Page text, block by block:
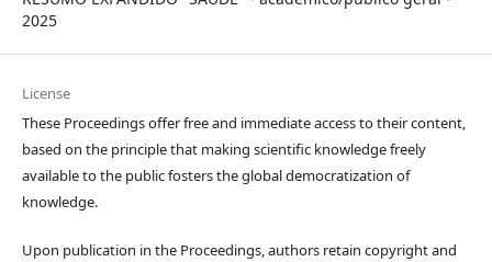
2025
License
These Proceedings offer free and immediate access to their content,
based on the principle that making scientific knowledge freely
available to the public fosters the global democratization of
knowledge.
Upon publication in the Proceedings, authors retain copyright and